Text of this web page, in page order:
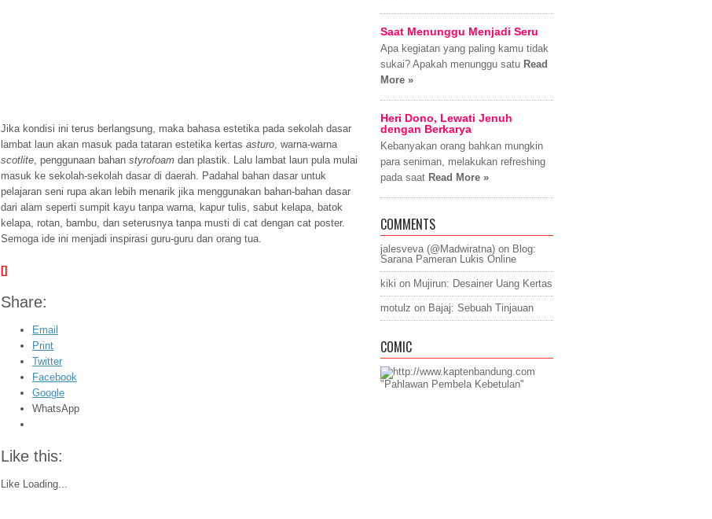
Jika kondisi ini terus berlangsung, maka bahasa estetika pada sekolah dasar
lambat laun akan masuk pada tataran estetika kertas asturo, warna-warna
scotlite, penggunaan bahan styrofoam dan plastik. Lalu lambat laun pula mulai
masuk ke sekolah-sekolah dasar di daerah. Padahal bahan dasar untuk
pelajaran seni rupa akan lebih menarik jika menggunakan bahan-bahan dasar
dari alam seperti sumpit kayu tanpa warna, kapur tulis, sabut kelapa, batok
kelapa, rotan, bambu, dan seterusnya tanpa musti di cat dengan cat poster.
Semoga ide ini menjadi inspirasi guru-guru dan orang tua.
[]
Share:
Email
Print
Twitter
Facebook
Google
WhatsApp
Like this:
Like Loading...
Saat Menunggu Menjadi Seru
Apa kegiatan yang paling kamu tidak
sukai? Apakah menunggu satu Read
More »
Heri Dono, Lewati Jenuh
dengan Berkarya
Kebanyakan orang bahkan mungkin
para seniman, melakukan refreshing
pada saat Read More »
COMMENTS
jalesveva (@Madwiratna) on Blog:
Sarana Pameran Lukis Online
kiki on Mujirun: Desainer Uang Kertas
motulz on Bajaj: Sebuah Tinjauan
COMIC
"Pahlawan Pembela Kebetulan"